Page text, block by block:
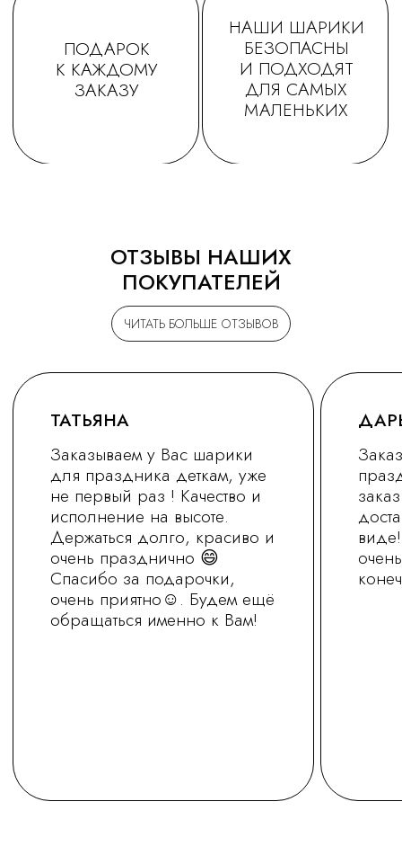
ЧИТАТЬ БОЛЬШЕ ОТЗЫВОВ
ОТЗЫВЫ НАШИХ
ПОКУПАТЕЛЕЙ
vred01@list.ru
+7 (930) 255-77-11
Россия, г. Нижний Новгород,
ул. Невзоровых , д 111
Режим работы магазина
с 9.30 до 21.30